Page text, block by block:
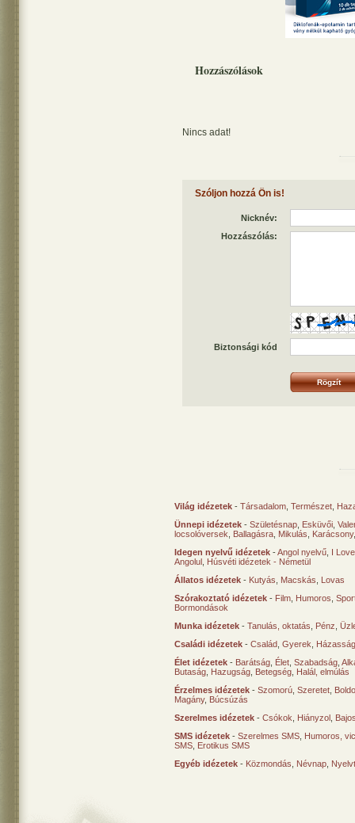
Hozzászólások
Nincs adat!
Szóljon hozzá Ön is!
Nicknév:
Hozzászólás:
Biztonsági kód
Világ idézetek - Társadalom Természet
Ünnepi idézetek - Születésnap Esküvői
locsolóversek
Ballagásra Mikulás Karácsony
Idegen nyelvű idézetek -Angol nyelvű I
Angolul Húsvéti idézetek - Németül
Állatos idézetek - Kutyás Macskás
Lovas
Szórakoztató idézetek - Film Humoros
Bormondások
Munka idézetek - Tanulás, oktatás Pénz
Családi idézetek - Család Gyerek
Élet idézetek - Barátság Élet Szabadság
Butaság Hazugság Betegség Halál, elmúlás
Érzelmes idézetek - Szomorú Szeretet
Magány, Búcsúzás
Szerelmes idézetek - Csókok Hiányzol
SMS idézetek - Szerelmes SMS Humoros,
SMS Erotikus SMS
Egyéb idézetek - Közmondás Névnap